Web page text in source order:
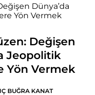
Değişen
Jeopolitik
Yön Vermek
BUĞRA KANAT